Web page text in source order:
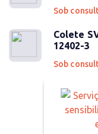
Sob
Colete
12402-3
Sob